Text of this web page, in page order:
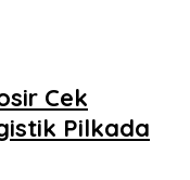
Cek
Pilkada